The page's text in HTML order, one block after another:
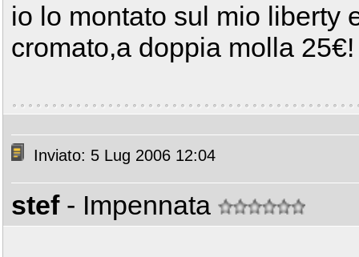
io lo montato sul mio liberty
cromato,a doppia molla 25€!
Inviato: 5 Lug 2006 12:04
stef - Impennata